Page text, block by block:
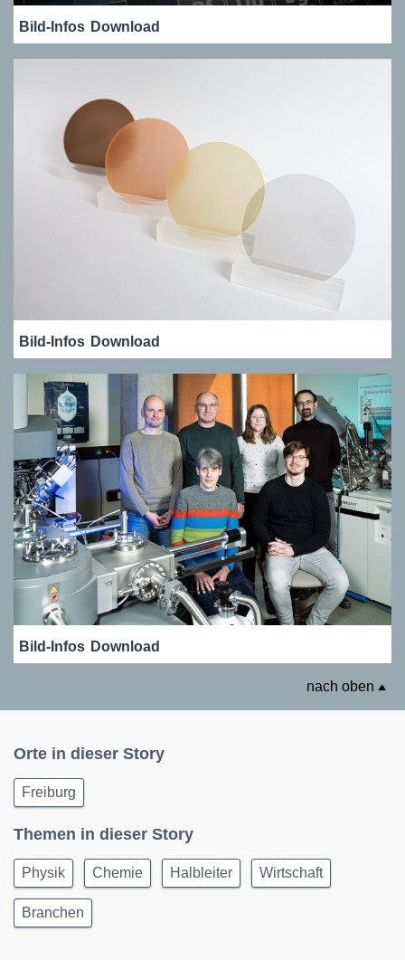
Bild-Infos Download
Bild-Infos Download
Bild-Infos Download
nach oben
Orte in dieser Story
Freiburg
Themen in dieser Story
Physik Chemie Halbleiter Wirtschaft
Branchen